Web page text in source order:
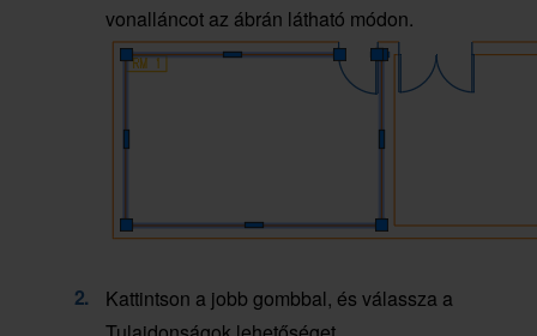
vonalláncot az ábrán látható módon.
Kattintson a jobb gombbal, és válassza a